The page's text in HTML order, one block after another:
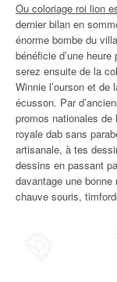
Ou coloriage roi lion
dernier bilan en
énorme bombe du
bénéficie d’une
serez ensuite de la
Winnie l’ourson et
écusson. Par
promos nationales
royale dab sans
artisanale, à tes
dessins en passant
davantage une
chauve souris,